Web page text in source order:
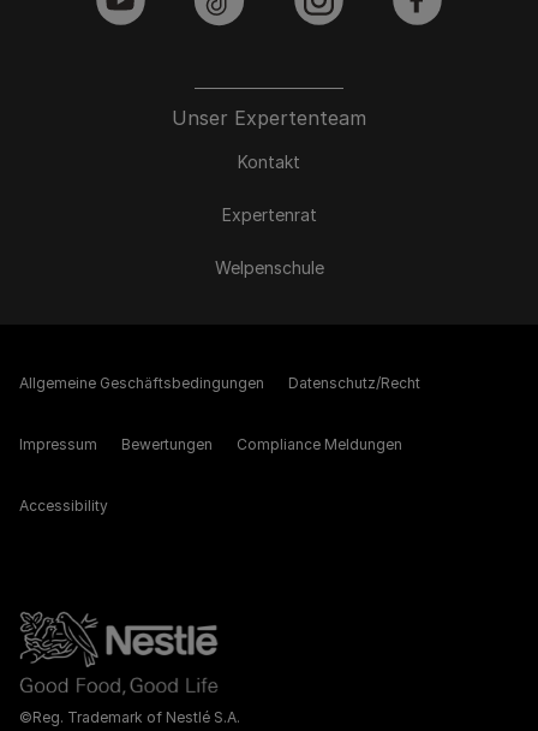
Unser Expertenteam
Kontakt
Expertenrat
Welpenschule
youtube tiktok instagram facebook
©Reg. Trademark of Nestlé S.A.
Allgemeine Geschäftsbedingungen Datenschutz/Recht
Impressum Bewertungen Compliance Meldungen
Accessibility